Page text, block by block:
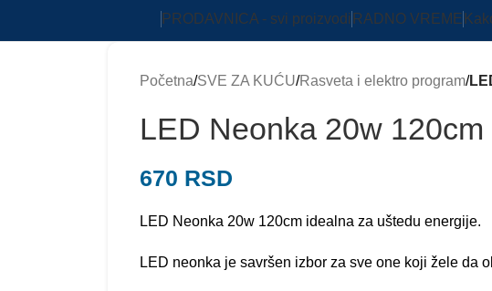
PRODAVNICA - svi proizvodi RADNO VREME
Početna/SVE ZA KUĆU/Rasveta i elektro program/
LED Neonka 20w 120cm
670 RSD
LED Neonka 20w 120cm idealna za uštedu energije.
LED neonka je savršen izbor za sve one koji žele da